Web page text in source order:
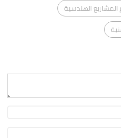
الهندسية